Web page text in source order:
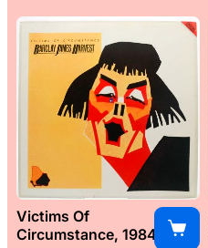
Victims Of
Circumstance, 1984